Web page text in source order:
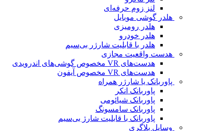
لنز زوم حرفه‌ای
هلدر گوشی موبایل
هلدر رومیزی
هلدر خودرو
هلدر با قابلیت شارژر بی‌سیم
هدست واقعیت مجازی
هدست‌های VR مخصوص گوشی‌های اندرویدی
هدست‌های VR مخصوص آیفون
پاوربانک یا شارژر همراه
پاوربانک انکر
پاوربانک شیائومی
پاوربانک سامسونگ
پاوربانک با قابلیت شارژ بی‌سیم
وسایل بلاگری